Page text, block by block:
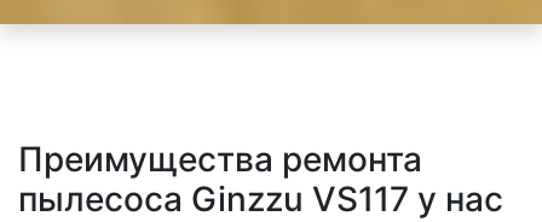
Преимущества ремонта
пылесоса Ginzzu VS117 у нас